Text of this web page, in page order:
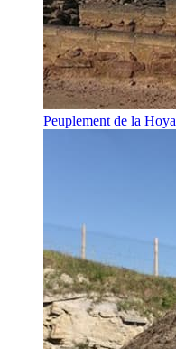
Peuplement de la Hoya